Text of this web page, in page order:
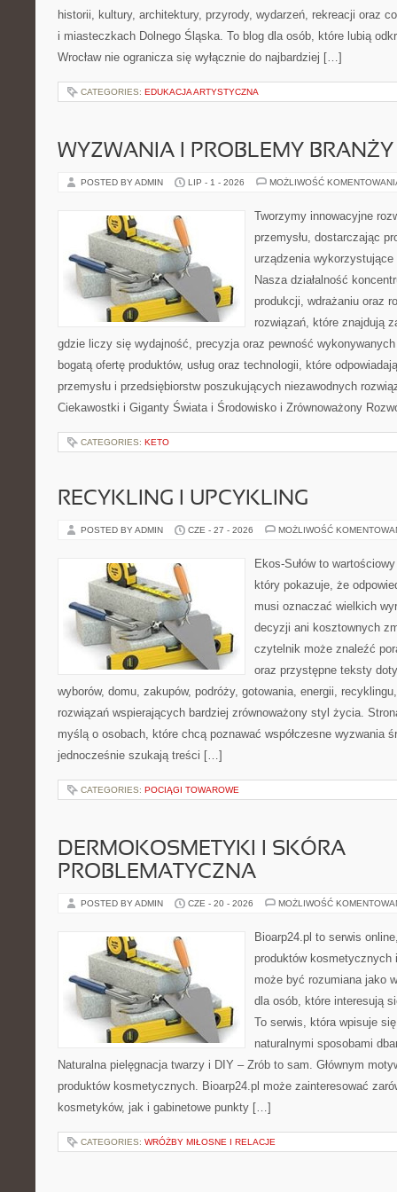
historii, kultury, architektury, przyrody, wydarzeń, rekreacji oraz
i miasteczkach Dolnego Śląska. To blog dla osób, które lubią
Wrocław nie ogranicza się wyłącznie do najbardziej […]
CATEGORIES: EDUKACJA ARTYSTYCZNA
WYZWANIA I PROBLEMY BRANŻY
POSTED BY ADMIN LIP - 1 - 2026 MOŻLIWOŚĆ
Tworzymy innowacyjne
przemysłu, dostarczając
urządzenia
Nasza działalność
produkcji, wdrażaniu oraz
rozwiązań, które znajdują
gdzie liczy się wydajność, precyzja oraz pewność
bogatą ofertę produktów, usług oraz technologii, które
przemysłu i przedsiębiorstw poszukujących niezawodnych
Ciekawostki i Giganty Świata i Środowisko i Zrównoważony
CATEGORIES: KETO
RECYKLING I UPCYKLING
POSTED BY ADMIN CZE - 27 - 2026 MOŻLIWOŚĆ
Ekos-Sułów to
który pokazuje, że
musi oznaczać wielkich
decyzji ani kosztownych
czytelnik może znaleźć
oraz przystępne teksty
wyborów, domu, zakupów, podróży, gotowania, energii,
rozwiązań wspierających bardziej zrównoważony styl życia.
myślą o osobach, które chcą poznawać współczesne wyzwania
jednocześnie szukają treści […]
CATEGORIES: POCIĄGI TOWAROWE
DERMOKOSMETYKI I SKÓRA
PROBLEMATYCZNA
POSTED BY ADMIN CZE - 20 - 2026 MOŻLIWOŚĆ
Bioarp24.pl to serwis
produktów kosmetycznych
może być rozumiana jako
dla osób, które interesują
To serwis, która wpisuje
naturalnymi sposobami
Naturalna pielęgnacja twarzy i DIY – Zrób to sam. Głównym
produktów kosmetycznych. Bioarp24.pl może zainteresować
kosmetyków, jak i gabinetowe punkty […]
CATEGORIES: WRÓŻBY MIŁOSNE I RELACJE